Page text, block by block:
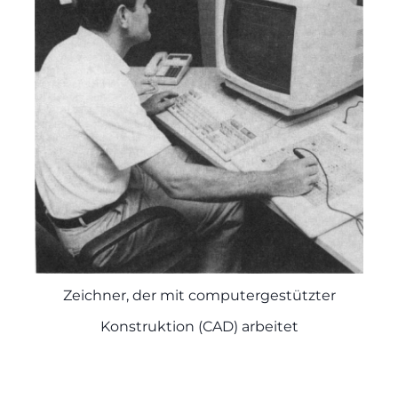
Zeichner, der mit computergestützter
Konstruktion (CAD) arbeitet